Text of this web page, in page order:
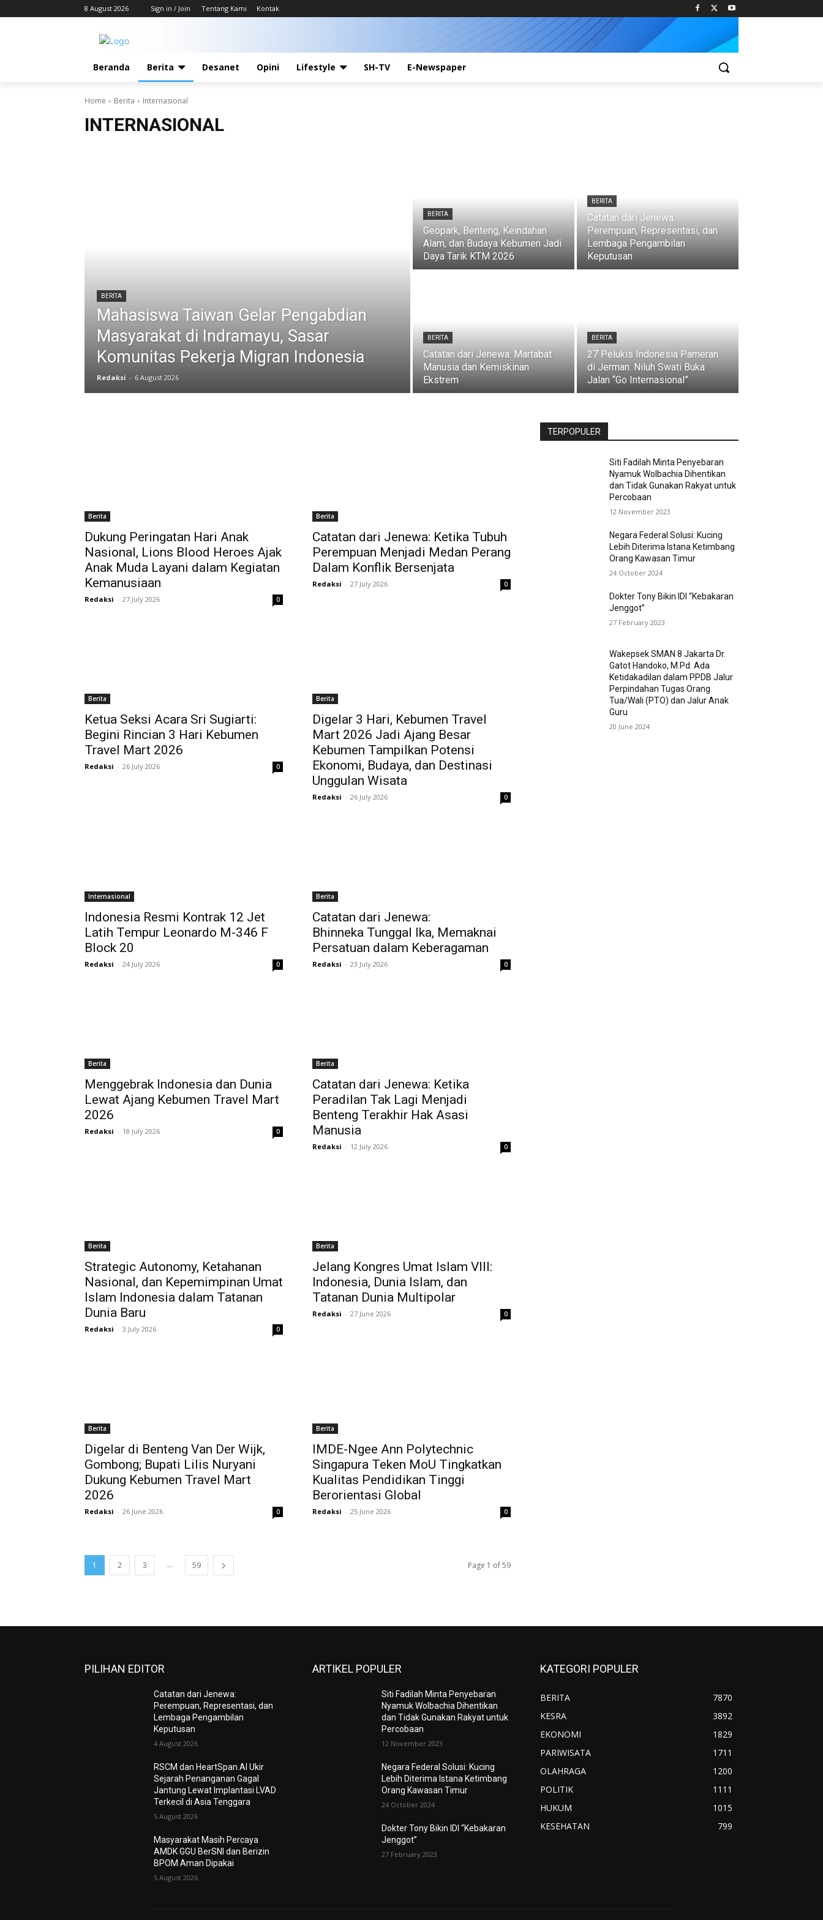
8 August 2026 Sign in / Join Tentang Kami Kontak
Beranda Berita Desanet Opini Lifestyle SH-TV E-Newspaper
Home Berita Internasional
INTERNASIONAL
BERITA
Mahasiswa Taiwan Gelar Pengabdian
Masyarakat di Indramayu, Sasar
Komunitas Pekerja Migran Indonesia
Redaksi - 6 August 2026
BERITA
Geopark, Benteng, Keindahan
Alam, dan Budaya Kebumen Jadi
Daya Tarik KTM 2026
BERITA
Catatan dari Jenewa:
Perempuan, Representasi, dan
Lembaga Pengambilan
Keputusan
BERITA
Catatan dari Jenewa: Martabat
Manusia dan Kemiskinan
Ekstrem
BERITA
27 Pelukis Indonesia Pameran
di Jerman: Niluh Swati Buka
Jalan “Go Internasional”
Berita
Dukung Peringatan Hari Anak
Nasional, Lions Blood Heroes Ajak
Anak Muda Layani dalam Kegiatan
Kemanusiaan
Redaksi - 27 July 2026 0
Berita
Catatan dari Jenewa: Ketika Tubuh
Perempuan Menjadi Medan Perang
Dalam Konflik Bersenjata
Redaksi - 27 July 2026 0
Berita
Ketua Seksi Acara Sri Sugiarti:
Begini Rincian 3 Hari Kebumen
Travel Mart 2026
Redaksi - 26 July 2026 0
Berita
Digelar 3 Hari, Kebumen Travel
Mart 2026 Jadi Ajang Besar
Kebumen Tampilkan Potensi
Ekonomi, Budaya, dan Destinasi
Unggulan Wisata
Redaksi - 26 July 2026 0
Internasional
Indonesia Resmi Kontrak 12 Jet
Latih Tempur Leonardo M-346 F
Block 20
Redaksi - 24 July 2026 0
Berita
Catatan dari Jenewa:
Bhinneka Tunggal Ika, Memaknai
Persatuan dalam Keberagaman
Redaksi - 23 July 2026 0
Berita
Menggebrak Indonesia dan Dunia
Lewat Ajang Kebumen Travel Mart
2026
Redaksi - 18 July 2026 0
Berita
Catatan dari Jenewa: Ketika
Peradilan Tak Lagi Menjadi
Benteng Terakhir Hak Asasi
Manusia
Redaksi - 12 July 2026 0
Berita
Strategic Autonomy, Ketahanan
Nasional, dan Kepemimpinan Umat
Islam Indonesia dalam Tatanan
Dunia Baru
Redaksi - 3 July 2026 0
Berita
Jelang Kongres Umat Islam VIII:
Indonesia, Dunia Islam, dan
Tatanan Dunia Multipolar
Redaksi - 27 June 2026 0
Berita
Digelar di Benteng Van Der Wijk,
Gombong; Bupati Lilis Nuryani
Dukung Kebumen Travel Mart
2026
Redaksi - 26 June 2026 0
Berita
IMDE-Ngee Ann Polytechnic
Singapura Teken MoU Tingkatkan
Kualitas Pendidikan Tinggi
Berorientasi Global
Redaksi - 25 June 2026 0
1 2 3 ... 59 Page 1 of 59
TERPOPULER
Siti Fadilah Minta Penyebaran
Nyamuk Wolbachia Dihentikan
dan Tidak Gunakan Rakyat untuk
Percobaan
12 November 2023
Negara Federal Solusi: Kucing
Lebih Diterima Istana Ketimbang
Orang Kawasan Timur
24 October 2024
Dokter Tony Bikin IDI “Kebakaran
Jenggot”
27 February 2023
Wakepsek SMAN 8 Jakarta Dr.
Gatot Handoko, M.Pd. Ada
Ketidakadilan dalam PPDB Jalur
Perpindahan Tugas Orang
Tua/Wali (PTO) dan Jalur Anak
Guru
20 June 2024
PILIHAN EDITOR
Catatan dari Jenewa:
Perempuan, Representasi, dan
Lembaga Pengambilan
Keputusan
4 August 2026
RSCM dan HeartSpan.AI Ukir
Sejarah Penanganan Gagal
Jantung Lewat Implantasi LVAD
Terkecil di Asia Tenggara
5 August 2026
Masyarakat Masih Percaya
AMDK GGU BerSNI dan Berizin
BPOM Aman Dipakai
5 August 2026
ARTIKEL POPULER
Siti Fadilah Minta Penyebaran
Nyamuk Wolbachia Dihentikan
dan Tidak Gunakan Rakyat untuk
Percobaan
12 November 2023
Negara Federal Solusi: Kucing
Lebih Diterima Istana Ketimbang
Orang Kawasan Timur
24 October 2024
Dokter Tony Bikin IDI “Kebakaran
Jenggot”
27 February 2023
KATEGORI POPULER
BERITA
7870
KESRA
3892
EKONOMI
1829
PARIWISATA
1711
OLAHRAGA
1200
POLITIK
1111
HUKUM
1015
KESEHATAN
799